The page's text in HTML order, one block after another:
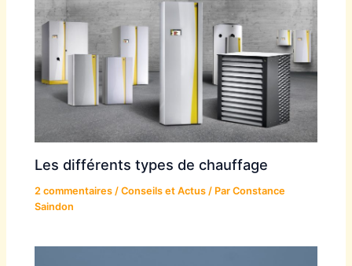
Les différents types de chauffage
2 commentaires /Conseils et Actus / ParConstance
Saindon